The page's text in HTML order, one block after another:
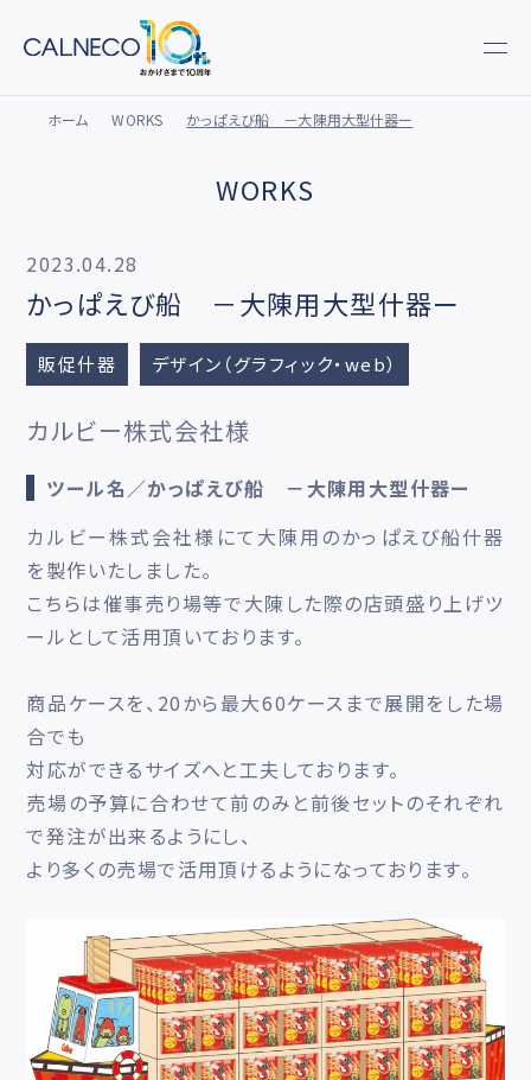
ホーム WORKS かっぱえび船 －大陳用大型什器ー
WORKS
2023.04.28
かっぱえび船 －大陳用大型什器ー
販促什器 デザイン（グラフィック・web）
カルビー株式会社様
ツール名／かっぱえび船 －大陳用大型什器ー
カルビー株式会社様にて大陳用のかっぱえび船什器
を製作いたしました。
こちらは催事売り場等で大陳した際の店頭盛り上げツ
ールとして活用頂いております。
商品ケースを、20から最大60ケースまで展開をした場
合でも
対応ができるサイズへと工夫しております。
売場の予算に合わせて前のみと前後セットのそれぞれ
で発注が出来るようにし、
より多くの売場で活用頂けるようになっております。